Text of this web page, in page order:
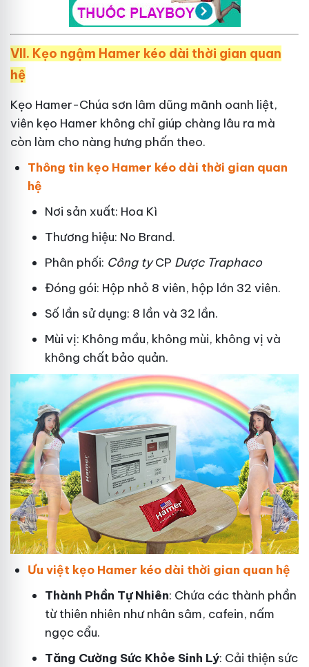
VII. Kẹo ngậm Hamer kéo dài thời gian quan
hệ
Kẹo Hamer-Chúa sơn lâm dũng mãnh oanh liệt,
viên kẹo Hamer không chỉ giúp chàng lâu ra mà
còn làm cho nàng hưng phấn theo.
Thông tin kẹo Hamer kéo dài thời gian quan
hệ
Nơi sản xuất: Hoa Kì
Thương hiệu: No Brand.
Phân phối: Công tyCP Dược Traphaco
Đóng gói: Hộp nhỏ 8 viên, hộp lớn 32 viên.
Số lần sử dụng: 8 lần và 32 lần.
Mùi vị: Không mầu, không mùi, không vị và
không chất bảo quản.
Ưu việt kẹo Hamer kéo dài thời gian quan hệ
Thành Phần Tự Nhiên: Chứa các thành phần
từ thiên nhiên như nhân sâm, cafein, nấm
ngọc cẩu.
Tăng Cường Sức Khỏe Sinh Lý: Cải thiện sức